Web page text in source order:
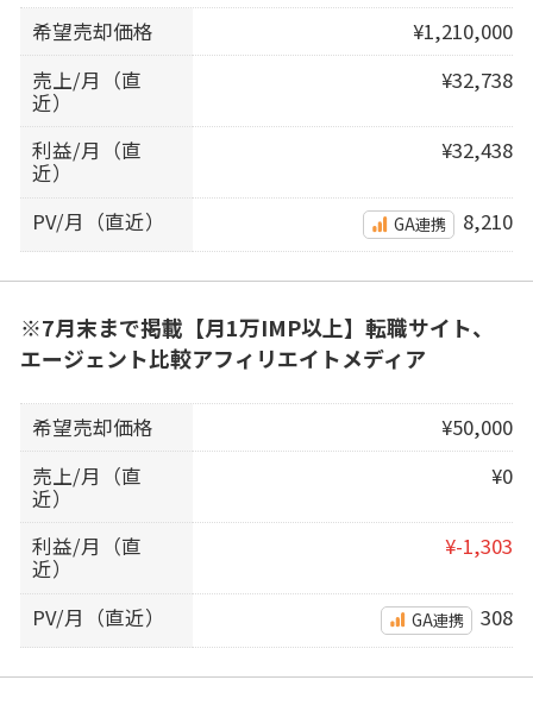
希望売却価格
¥1,210,000
売上/月（直
近）
¥32,738
利益/月（直
近）
¥32,438
PV/月（直近） GA連携 8,210
※7月末まで掲載【月1万IMP以上】転職サイト、
エージェント比較アフィリエイトメディア
希望売却価格
¥50,000
売上/月（直
近）
¥0
利益/月（直
近）
¥-1,303
PV/月（直近） GA連携 308